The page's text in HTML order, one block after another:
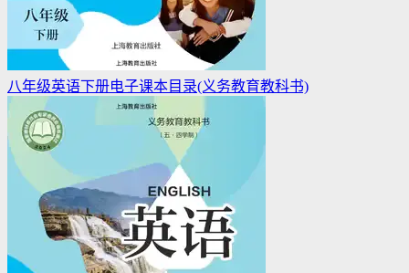
八年级英语下册电子课本目录(义务教育教科书)